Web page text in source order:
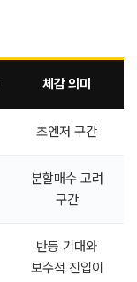
체감 의미
초엔저 구간
분할매수 고려
구간
반등 기대와
보수적 진입이